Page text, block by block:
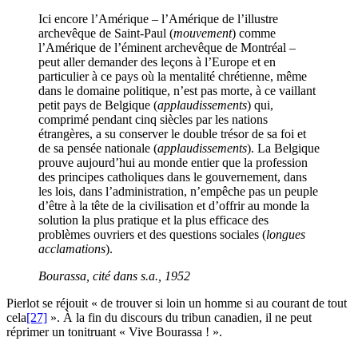
Ici encore l’Amérique – l’Amérique de l’illustre
archevêque de Saint-Paul (mouvement) comme
l’Amérique de l’éminent archevêque de Montréal –
peut aller demander des leçons à l’Europe et en
particulier à ce pays où la mentalité chrétienne, même
dans le domaine politique, n’est pas morte, à ce vaillant
petit pays de Belgique (applaudissements) qui,
comprimé pendant cinq siècles par les nations
étrangères, a su conserver le double trésor de sa foi et
de sa pensée nationale (applaudissements). La Belgique
prouve aujourd’hui au monde entier que la profession
des principes catholiques dans le gouvernement, dans
les lois, dans l’administration, n’empêche pas un peuple
d’être à la tête de la civilisation et d’offrir au monde la
solution la plus pratique et la plus efficace des
problèmes ouvriers et des questions sociales (longues
acclamations).
Bourassa , cité dans s.a., 1952
Pierlot se réjouit « de trouver si loin un homme si au courant de tout
cela[27] ». À la fin du discours du tribun canadien, il ne peut
réprimer un tonitruant « Vive Bourassa ! ».